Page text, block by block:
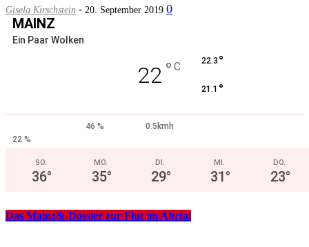
Gisela Kirschstein - 20. September 2019 0
MAINZ
Ein Paar Wolken
22 ° C 22.3 °
21.1 °
46 %
0.5kmh
22 %
SO.
36°
MO.
35°
DI.
29°
MI.
31°
DO.
23°
Das Mainz&-Dossier zur Flut im Ahrtal